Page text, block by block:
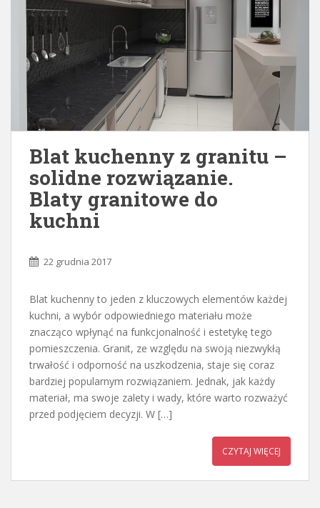
Blat kuchenny z granitu –
solidne rozwiązanie.
Blaty granitowe do
kuchni
22 grudnia 2017
Blat kuchenny to jeden z kluczowych elementów każdej
kuchni, a wybór odpowiedniego materiału może
znacząco wpłynąć na funkcjonalność i estetykę tego
pomieszczenia. Granit, ze względu na swoją niezwykłą
trwałość i odporność na uszkodzenia, staje się coraz
bardziej popularnym rozwiązaniem. Jednak, jak każdy
materiał, ma swoje zalety i wady, które warto rozważyć
przed podjęciem decyzji. W […]
CZYTAJ WIĘCEJ